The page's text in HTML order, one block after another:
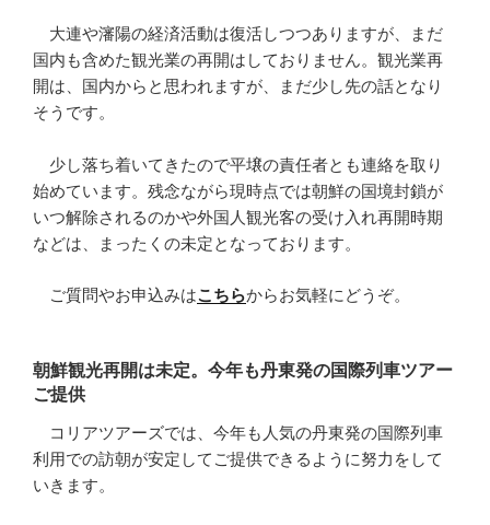
大連や瀋陽の経済活動は復活しつつありますが、まだ
国内も含めた観光業の再開はしておりません。観光業再
開は、国内からと思われますが、まだ少し先の話となり
そうです。
少し落ち着いてきたので平壌の責任者とも連絡を取り
始めています。残念ながら現時点では朝鮮の国境封鎖が
いつ解除されるのかや外国人観光客の受け入れ再開時期
などは、まったくの未定となっております。
ご質問やお申込みはこちらからお気軽にどうぞ。
朝鮮観光再開は未定。今年も丹東発の国際列車ツアー
ご提供
コリアツアーズでは、今年も人気の丹東発の国際列車
利用での訪朝が安定してご提供できるように努力をして
いきます。